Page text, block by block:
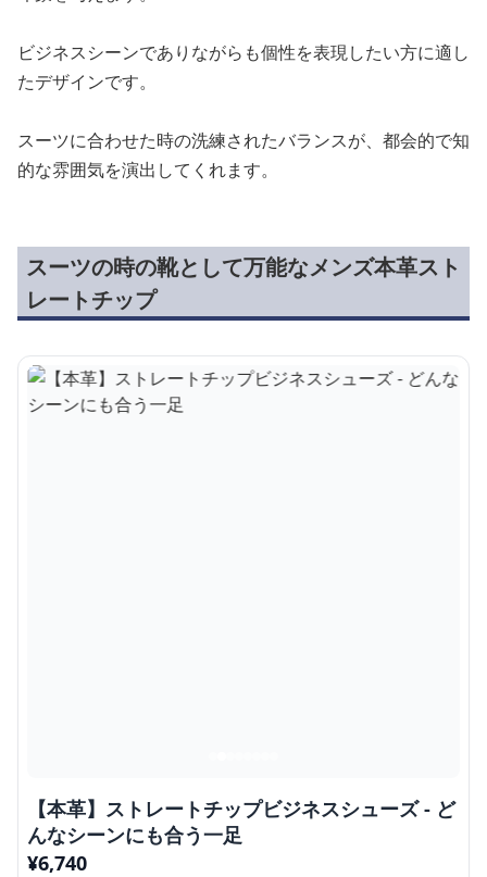
ビジネスシーンでありながらも個性を表現したい方に適し
たデザインです。
スーツに合わせた時の洗練されたバランスが、都会的で知
的な雰囲気を演出してくれます。
スーツの時の靴として万能なメンズ本革スト
レートチップ
【本革】ストレートチップビジネスシューズ - ど
んなシーンにも合う一足
¥6,740